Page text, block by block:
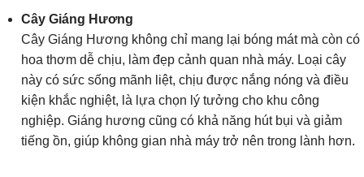
Cây Giáng Hương
Cây Giáng Hương không chỉ mang lại bóng mát mà còn có
hoa thơm dễ chịu, làm đẹp cảnh quan nhà máy. Loại cây
này có sức sống mãnh liệt, chịu được nắng nóng và điều
kiện khắc nghiệt, là lựa chọn lý tưởng cho khu công
nghiệp. Giáng hương cũng có khả năng hút bụi và giảm
tiếng ồn, giúp không gian nhà máy trở nên trong lành hơn.